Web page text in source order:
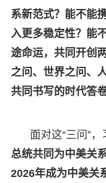
系新范式？能不能
入更多稳定性？能
途命运，共同开创
之问、世界之问、
共同书写的时代答卷
面对这“三问”，
总统共同为中美关
2026年成为中美关